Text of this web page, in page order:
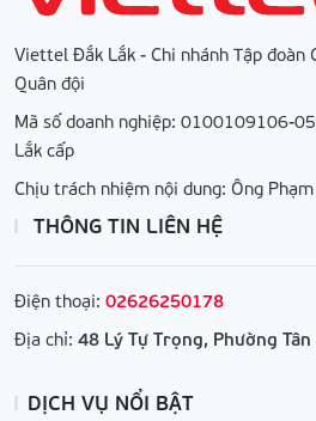
Viettel Đắk Lắk - Chi nhánh Tập đoàn
Quân đội
Mã số doanh nghiệp: 0100109106-
Lắk cấp
Chịu trách nhiệm nội dung: Ông
THÔNG TIN LIÊN HỆ
Điện thoại: 02626250178
Địa chỉ: 48 Lý Tự Trọng, Phường
DỊCH VỤ NỔI BẬT